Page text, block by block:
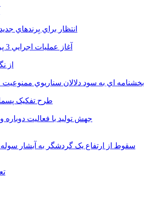
انتظار براي بِرندهاي
آغاز عمليات اجرايي 3 پروژه جاده‌اي در آذربايجان غربي
از
بخشنامه اي به سود دلالان سناريوي
طرح تفکیک
جهش توليد با فعاليت دوباره
سقوط از ارتفاع یک گردشگر به آبشار سوله